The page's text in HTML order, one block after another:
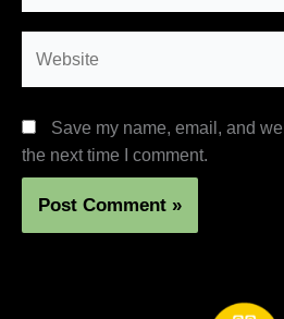
Save my name, email, and
the next time I comment.